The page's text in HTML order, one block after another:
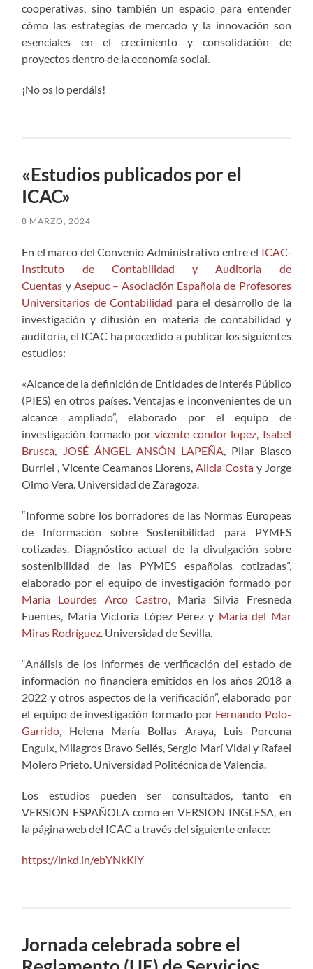
cooperativas, sino también un espacio para entender
cómo las estrategias de mercado y la innovación son
esenciales en el crecimiento y consolidación de
proyectos dentro de la economía social.
¡No os lo perdáis!
«Estudios publicados por el
ICAC»
8 MARZO, 2024
En el marco del Convenio Administrativo entre el ICAC-
Instituto de Contabilidad y Auditoria de
Cuentas y Asepuc – Asociación Española de Profesores
Universitarios de Contabilidad para el desarrollo de la
investigación y difusión en materia de contabilidad y
auditoría, el ICAC ha procedido a publicar los siguientes
estudios:
«Alcance de la definición de Entidades de interés Público
(PIES) en otros países. Ventajas e inconvenientes de un
alcance ampliado”, elaborado por el equipo de
investigación formado por vicente condor lopez, Isabel
Brusca, JOSÉ ÁNGEL ANSÓN LAPEÑA, Pilar Blasco
Burriel , Vicente Ceamanos Llorens,Alicia Costa y Jorge
Olmo Vera. Universidad de Zaragoza.
“Informe sobre los borradores de las Normas Europeas
de Información sobre Sostenibilidad para PYMES
cotizadas. Diagnóstico actual de la divulgación sobre
sostenibilidad de las PYMES españolas cotizadas”,
elaborado por el equipo de investigación formado por
Maria Lourdes Arco Castro, Maria Silvia Fresneda
Fuentes, Maria Victoria López Pérez y Maria del Mar
Miras Rodríguez. Universidad de Sevilla.
“Análisis de los informes de verificación del estado de
información no financiera emitidos en los años 2018 a
2022 y otros aspectos de la verificación”, elaborado por
el equipo de investigación formado por Fernando Polo-
Garrido, Helena María Bollas Araya, Luis Porcuna
Enguix, Milagros Bravo Sellés, Sergio Marí Vidal y Rafael
Molero Prieto. Universidad Politécnica de Valencia.
Los estudios pueden ser consultados, tanto en
VERSION ESPAÑOLA como en VERSION INGLESA, en
la página web del ICAC a través del siguiente enlace:
https://lnkd.in/ebYNkKiY
Jornada celebrada sobre el